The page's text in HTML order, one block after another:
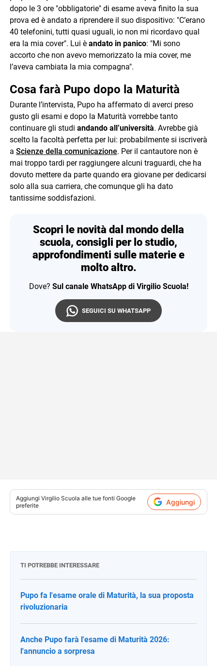
dopo le 3 ore "obbligatorie" di esame aveva finito la sua
prova ed è andato a riprendere il suo dispositivo: "C’erano
40 telefonini, tutti quasi uguali, io non mi ricordavo qual
era la mia cover". Lui è andato in panico: "Mi sono
accorto che non avevo memorizzato la mia cover, me
l’aveva cambiata la mia compagna".
Cosa farà Pupo dopo la Maturità
Durante l’intervista, Pupo ha affermato di averci preso
gusto gli esami e dopo la Maturità vorrebbe tanto
continuare gli studi andando all’università. Avrebbe già
scelto la facoltà perfetta per lui: probabilmente si iscriverà
a Scienze della comunicazione. Per il cantautore non è
mai troppo tardi per raggiungere alcuni traguardi, che ha
dovuto mettere da parte quando era giovane per dedicarsi
solo alla sua carriera, che comunque gli ha dato
tantissime soddisfazioni.
Scopri le novità dal mondo della
scuola, consigli per lo studio,
approfondimenti sulle materie e
molto altro.
Dove? Sul canale WhatsApp di Virgilio Scuola!
SEGUICI SU WHATSAPP
Aggiungi Virgilio Scuola alle tue fonti Google
preferite
Aggiungi
TI POTREBBE INTERESSARE
Pupo fa l'esame orale di Maturità, la sua proposta
rivoluzionaria
Anche Pupo farà l'esame di Maturità 2026:
l'annuncio a sorpresa